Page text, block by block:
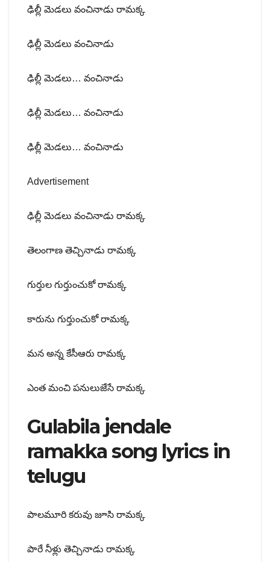
ఢిల్లీ మెడలు వంచినాడు రామక్క
ఢిల్లీ మెడలు వంచినాడు
ఢిల్లీ మెడలు… వంచినాడు
ఢిల్లీ మెడలు… వంచినాడు
ఢిల్లీ మెడలు… వంచినాడు
Advertisement
ఢిల్లీ మెడలు వంచినాడు రామక్క
తెలంగాణ తెచ్చినాడు రామక్క
గుర్తుల గుర్తుంచుకో రామక్క
కారును గుర్తుంచుకో రామక్క
మన అన్న కేసీఆరు రామక్క
ఎంత మంచి పనులుజేసే రామక్క
Gulabila jendale
ramakka song lyrics in
telugu
పాలమూరి కరువు జూసి రామక్క
పారే నీళ్లు తెచ్చినాడు రామక్క